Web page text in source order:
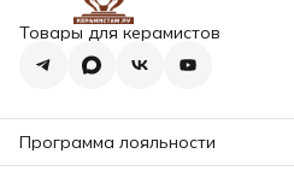
Товары для керамистов
Программа лояльности